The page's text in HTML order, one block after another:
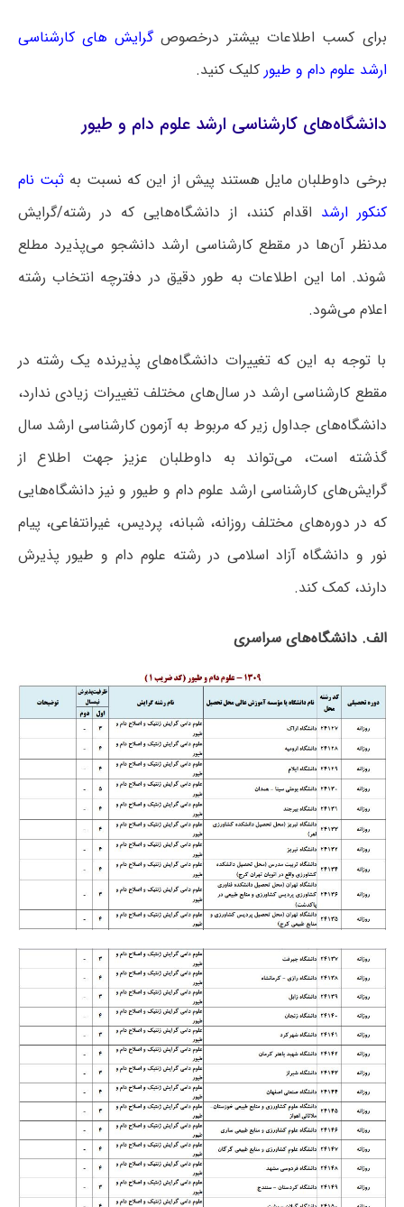
برای کسب اطلاعات بیشتر درخصوصگرایش های کارشناسی
ارشد علوم دام و طیور کلیک کنید.
دانشگاه‌های کارشناسی ارشد علوم دام و طیور
برخی داوطلبان مایل هستند پیش از این که نسبت به ثبت نام
کنکور ارشد اقدام کنند، از دانشگاه‌هایی که در رشته/گرایش
مدنظر آن‌ها در مقطع کارشناسی ارشد دانشجو می‌پذیرد مطلع
شوند. اما این اطلاعات به طور دقیق در دفترچه انتخاب رشته
اعلام می‌شود.
با توجه به این که تغییرات دانشگاه‌های پذیرنده یک رشته در
مقطع کارشناسی ارشد در سال‌های مختلف تغییرات زیادی ندارد،
دانشگاه‌های جداول زیر که مربوط به آزمون کارشناسی ارشد سال
گذشته است، می‌تواند به داوطلبان عزیز جهت اطلاع از
گرایش‌های کارشناسی ارشد علوم دام و طیور و نیز دانشگاه‌هایی
که در دوره‌های مختلف روزانه، شبانه، پردیس، غیرانتفاعی، پیام
نور و دانشگاه آزاد اﺳﻼمی در رشته علوم دام و طیور پذیرش
دارند، کمک کند.
الف. دانشگاه‌های سراسری